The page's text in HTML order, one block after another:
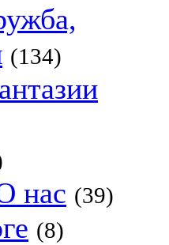
(134)
нас (39)
(8)